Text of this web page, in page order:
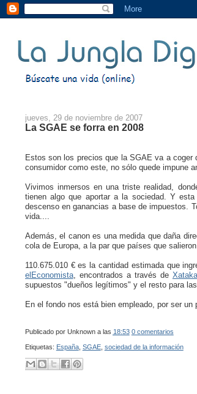
jueves, 29 de noviembre de 2007
La SGAE se forra en 2008
Estos son los precios que la SGAE va a
consumidor como este, no sólo quede impune
Vivimos inmersos en una triste realidad,
tienen algo que aportar a la sociedad. Y
descenso en ganancias a base de impuestos.
vida....
Además, el canon es una medida que daña
cola de Europa, a la par que países que
110.675.010 € es la cantidad estimada que
elEconomista, encontrados a través de Xataka
supuestos "dueños legítimos" y el resto para
En el fondo nos está bien empleado, por ser
Publicado por Unknown a las 18:53 0 comentarios
Etiquetas: España, SGAE, sociedad de la información